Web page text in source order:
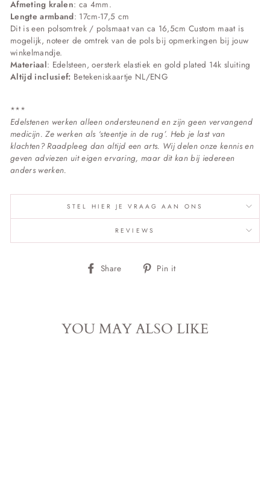
Afmeting kralen: ca 4mm.
Lengte armband: 17cm-17,5 cm
Dit is een polsomtrek / polsmaat van ca 16,5cm Custom maat is
mogelijk, noteer de omtrek van de pols bij opmerkingen bij jouw
winkelmandje.
Materiaal: Edelsteen, oersterk elastiek en gold plated 14k sluiting
Altijd inclusief: Betekeniskaartje NL/ENG
***
Edelstenen werken alleen ondersteunend en zijn geen vervangend
medicijn. Ze werken als ‘steentje in de rug’. Heb je last van
klachten? Raadpleeg dan altijd een arts. Wij delen onze kennis en
geven adviezen uit eigen ervaring, maar dit kan bij iedereen
anders werken.
STEL HIER JE VRAAG AAN ONS
REVIEWS
Share
Deel
Pin it
YOU MAY ALSO LIKE